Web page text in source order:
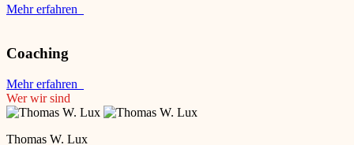
Mehr erfahren
Coaching
Mehr erfahren
Wer wir sind
Thomas W. Lux